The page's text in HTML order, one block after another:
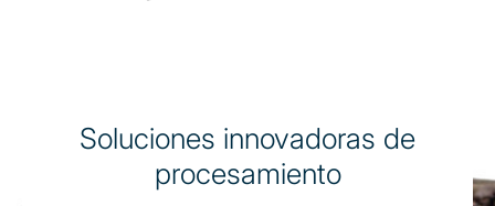
Soluciones innovadoras de
procesamiento